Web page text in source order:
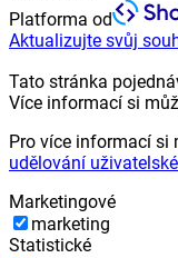
Platforma od
Aktualizujte svůj
Tato stránka
Více informací si
Pro více informací si
udělování
Marketingové
marketing
Statistické